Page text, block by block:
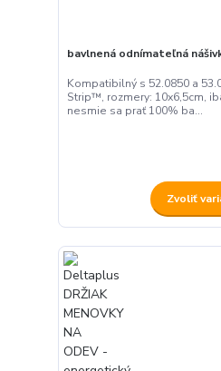
bavlnená odnímateľná
Kompatibilný s 52.0850 a
Strip™, rozmery: 10x6,5cm,
nesmie sa prať 100% ba...
Zvoliť